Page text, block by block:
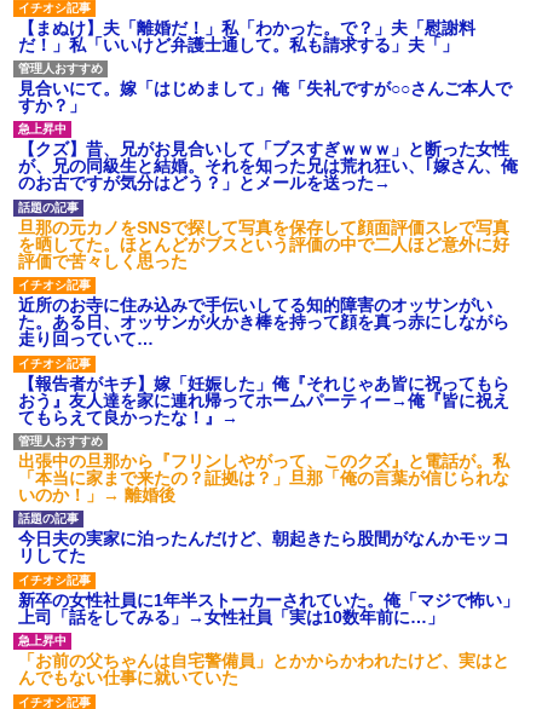
数年後、復讐のチャンスがや...
ハードオフに売っていた4万
4000円のフィギュアがヤバすぎ
るｗｗｗｗｗｗ「こんな高い
の？ｗｗ」「逆に超安い」
私「ちょっと、人の家の金庫
触らないでよ！」キチママ『そ
こに金庫があったから、開けて
みようとしただけ☆』義兄「泥
は出てけ！二度と来るな！」結
果・・・
私「初めて飲む味だけどなん
のお茶？」彼「ちっ！」私「」
【GIF】JSのカンチョーワロ
タ
後続車にクラクションを鳴ら
され彼氏が逆切れ。「何クラク
ション鳴らしてんだ！降りてこ
いよ！」と怒鳴りだし...
【衝撃】報酬100万円超の治験
募集がこちらｗｗｗｗｗ(※画像
あり)
【ネット騒然】惨殺されたタ
ワマン頂き女子のこの動画、す
げえええええｗｗｗｗｗｗｗｗ
ｗｗｗ
【愕然】白のクラウン俺氏、
高速道路左車線を制限速度で走
った結果wwwwwwwwwwww
百年の恋12-899 食べた量を
張り合ってくる
【悲報】佐藤輝明・・・２軍
でも盛大にやらかす←あまり悲
しませないでくれ
【まぬけ】夫「離婚だ！」私「わかった。で？」夫「慰謝料
だ！」私「いいけど弁護士通して。私も請求する」夫「」
見合いにて。嫁「はじめまして」俺「失礼ですが○○さんご本人で
すか？」
【クズ】昔、兄がお見合いして「ブスすぎｗｗｗ」と断った女性
が、兄の同級生と結婚。それを知った兄は荒れ狂い、｢嫁さん、俺
のお古ですが気分はどう？」とメールを送った→
旦那の元カノをSNSで探して写真を保存して顔面評価スレで写真
を晒してた。ほとんどがブスという評価の中で二人ほど意外に好
評価で苦々しく思った
近所のお寺に住み込みで手伝いしてる知的障害のオッサンがい
た。ある日、オッサンが火かき棒を持って顔を真っ赤にしながら
走り回っていて…
【報告者がキチ】嫁「妊娠した」俺『それじゃあ皆に祝ってもら
おう』友人達を家に連れ帰ってホームパーティー→俺『皆に祝え
てもらえて良かったな！』→
出張中の旦那から『フリンしやがって、このクズ』と電話が。私
「本当に家まで来たの？証拠は？」旦那「俺の言葉が信じられな
いのか！」→ 離婚後
今日夫の実家に泊ったんだけど、朝起きたら股間がなんかモッコ
リしてた
新卒の女性社員に1年半ストーカーされていた。俺「マジで怖い」
上司「話をしてみる」→女性社員「実は10数年前に…」
「お前の父ちゃんは自宅警備員」とかからかわれたけど、実はと
んでもない仕事に就いていた